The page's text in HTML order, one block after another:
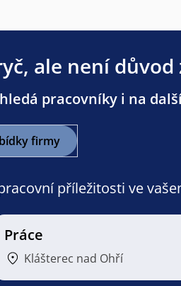
ale není důvod
pracovníky i na
firmy
příležitosti ve
Práce
Klášterec nad Ohří